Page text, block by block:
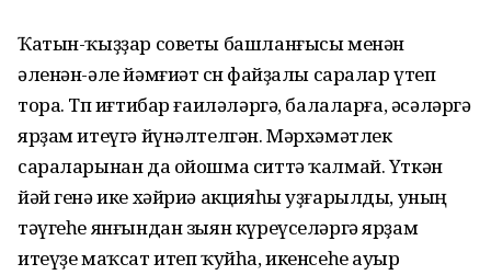
Ҡатын-ҡыҙҙар советы башланғысы менән
әленән-әле йәмғиәт өсөн файҙалы саралар үтеп
тора. Төп иғтибар ғаиләләргә, балаларға, әсәләргә
ярҙам итеүгә йүнәлтелгән. Мәрхәмәтлек
сараларынан да ойошма ситтә ҡалмай. Үткән
йәй генә ике хәйриә акцияһы уҙғарылды, уның
тәүгеһе янғындан зыян күреүселәргә ярҙам
итеүҙе маҡсат итеп ҡуйһа, икенсеһе ауыр